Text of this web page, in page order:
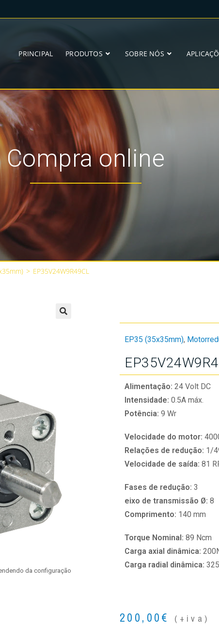
PRINCIPAL PRODUTOS SOBRE NÓS
Compra online
> EP35V24W9R49CL
da configuração
EP35 (35x35mm),
Alimentação: 24 Volt DC
Intensidade: 0.5A máx.
Potência: 9 Wr
Velocidade do motor:
Relações de redução: 1/
Velocidade de saída: 81
Fases de redução: 3
eixo de transmissão Ø: 8
Comprimento: 140 mm
Torque Nominal: 89 Ncm
Carga axial dinâmica:
Carga radial dinâmica:
200,00€ (+iva)